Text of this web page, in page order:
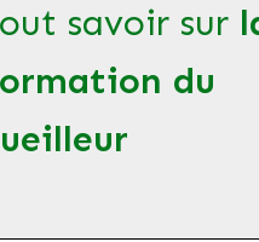
savoir sur
du